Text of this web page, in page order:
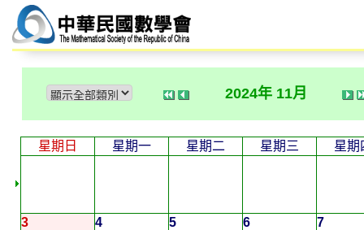
2024年 11月
星期日 星期一 星期二 星期三 星期
3 4 5 6 7